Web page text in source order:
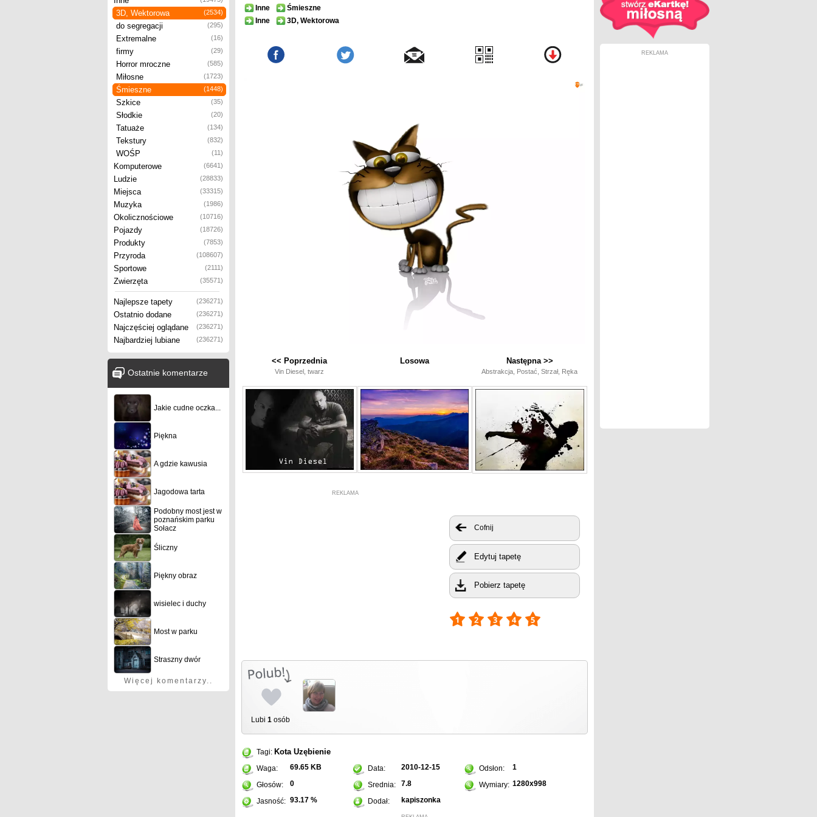
3D, Wektorowa (2534)
do segregacji (295)
Extremalne (16)
firmy (29)
Horror mroczne (585)
Miłosne (1723)
Śmieszne (1448)
Szkice (35)
Słodkie (20)
Tatuaże (134)
Tekstury (832)
WOŚP (11)
Komputerowe (6641)
Ludzie (28833)
Miejsca (33315)
Muzyka (1986)
Okolicznościowe (10716)
Pojazdy (18726)
Produkty (7853)
Przyroda (108607)
Sportowe (2111)
Zwierzęta (35571)
Najlepsze tapety (236271)
Ostatnio dodane (236271)
Najczęściej oglądane (236271)
Najbardziej lubiane (236271)
Ostatnie komentarze
Jakie cudne oczka...
Piękna
A gdzie kawusia
Jagodowa tarta
Podobny most jest w
poznańskim parku
Sołacz
Śliczny
Piękny obraz
wisielec i duchy
Most w parku
Straszny dwór
Więcej komentarzy..
Inne
Śmieszne
Inne
3D, Wektorowa
<< Poprzednia
Vin Diesel, twarz
Losowa Następna >>
Abstrakcja, Postać, Strzał, Ręka
REKLAMA
Cofnij
Edytuj tapetę
Pobierz tapetę
Lubi 1 osób
Tagi: Kota Uzębienie
Waga: 69.65 KB Data: 2010-12-15 Odsłon: 1
Głosów: 0 Srednia: 7.8 Wymiary: 1280x998
Jasność: 93.17 % Dodał: kapiszonka
REKLAMA